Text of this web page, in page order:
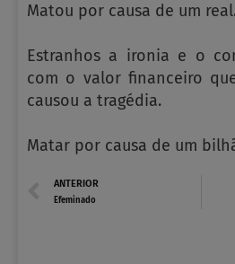
Matou por causa de um
Estranhos a ironia e o
com o valor financeiro
causou a tragédia.
Matar por causa de um
Prev
ANTERIOR
Efeminado